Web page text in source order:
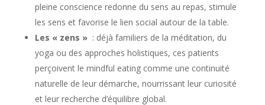
pleine conscience redonne du sens au repas, stimule
les sens et favorise le lien social autour de la table.
Les « zens » : déjà familiers de la méditation, du
yoga ou des approches holistiques, ces patients
perçoivent le mindful eating comme une continuité
naturelle de leur démarche, nourrissant leur curiosité
et leur recherche d’équilibre global.